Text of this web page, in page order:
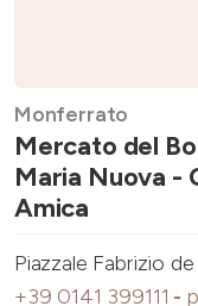
Monferrato
Mercato del
Maria Nuova -
Amica
Piazzale Fabrizio
+39 0141 399111 -